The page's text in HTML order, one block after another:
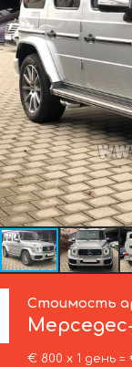
Стоимость
€ 800 х 1 день =